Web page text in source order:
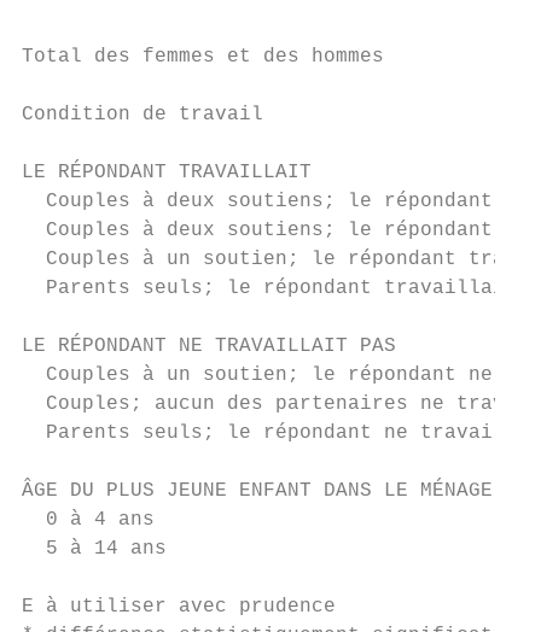
Total des femmes et des
Condition de travail
LE RÉPONDANT TRAVAILLAIT
Couples à deux soutiens; le répondant
Couples à deux soutiens; le répondant
Couples à un soutien; le répondant
Parents seuls; le répondant travaillait
LE RÉPONDANT NE TRAVAILLAIT PAS
Couples à un soutien; le répondant ne
Couples; aucun des partenaires ne
Parents seuls; le répondant ne
ÂGE DU PLUS JEUNE ENFANT DANS LE MÉNAGE
0 à 4 ans
5 à 14 ans
E à utiliser avec prudence